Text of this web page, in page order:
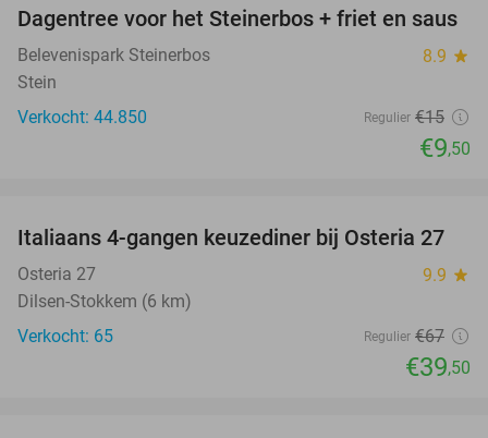
37%
Dagentree voor het Steinerbos + friet en saus
Belevenispark Steinerbos 8.9 star
Stein
Verkocht: 44.850
Regulier €15
€9,50
41%
Italiaans 4-gangen keuzediner bij Osteria 27
Osteria 27 9.9 star
Dilsen-Stokkem (6 km)
Verkocht: 65
Regulier €67
€39,50